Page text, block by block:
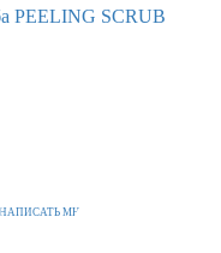
НАПИСАТЬ МНЕ